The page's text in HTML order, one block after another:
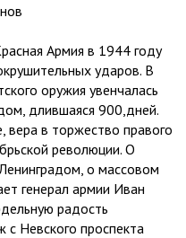
Армия в 1944 году
ударов. В
оружия увенчалась
длившаяся 900,дней.
вера в торжество правого
революции. О
о массовом
генерал армии Иван
радость
с Невского проспекта